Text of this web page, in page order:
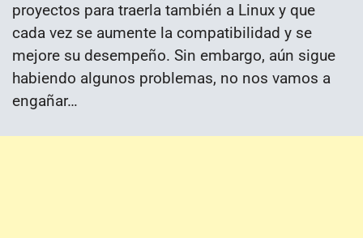
proyectos para traerla también a Linux y que
cada vez se aumente la compatibilidad y se
mejore su desempeño. Sin embargo, aún sigue
habiendo algunos problemas, no nos vamos a
engañar…